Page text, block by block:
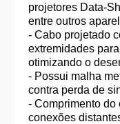
projetores Data-
entre outros
- Cabo projetado
extremidades
otimizando o
- Possui malha
contra perda de
- Comprimento do
conexões